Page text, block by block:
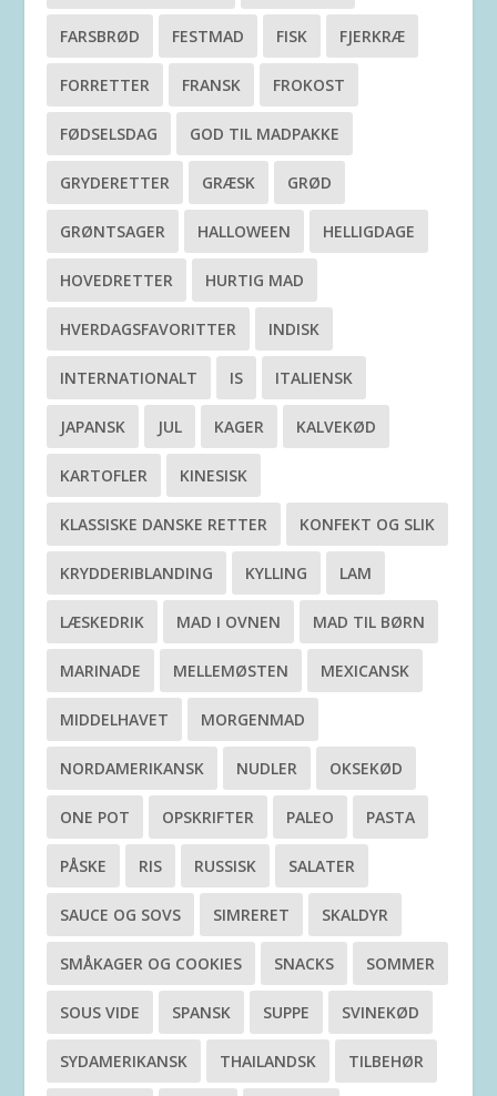
FARSBRØD FESTMAD FISK FJERKRÆ
FORRETTER FRANSK FROKOST
FØDSELSDAG GOD TIL MADPAKKE
GRYDERETTER GRÆSK GRØD
GRØNTSAGER HALLOWEEN HELLIGDAGE
HOVEDRETTER HURTIG MAD
HVERDAGSFAVORITTER INDISK
INTERNATIONALT IS ITALIENSK
JAPANSK JUL KAGER KALVEKØD
KARTOFLER KINESISK
KLASSISKE DANSKE RETTER KONFEKT OG SLIK
KRYDDERIBLANDING KYLLING LAM
LÆSKEDRIK MAD I OVNEN MAD TIL BØRN
MARINADE MELLEMØSTEN MEXICANSK
MIDDELHAVET MORGENMAD
NORDAMERIKANSK NUDLER OKSEKØD
ONE POT OPSKRIFTER PALEO PASTA
PÅSKE RIS RUSSISK SALATER
SAUCE OG SOVS SIMRERET SKALDYR
SMÅKAGER OG COOKIES SNACKS SOMMER
SOUS VIDE SPANSK SUPPE SVINEKØD
SYDAMERIKANSK THAILANDSK TILBEHØR